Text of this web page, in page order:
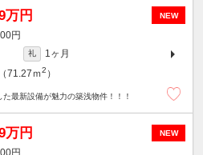
NEW
万円
円
礼
1ヶ月
71.27ｍ2 ）
最新設備が魅力の築浅物件！！！
NEW
万円
円